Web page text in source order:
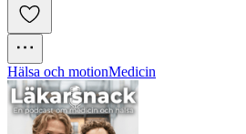
Hälsa och motionMedicin